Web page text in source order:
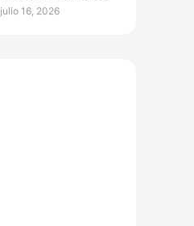
julio 16, 2026